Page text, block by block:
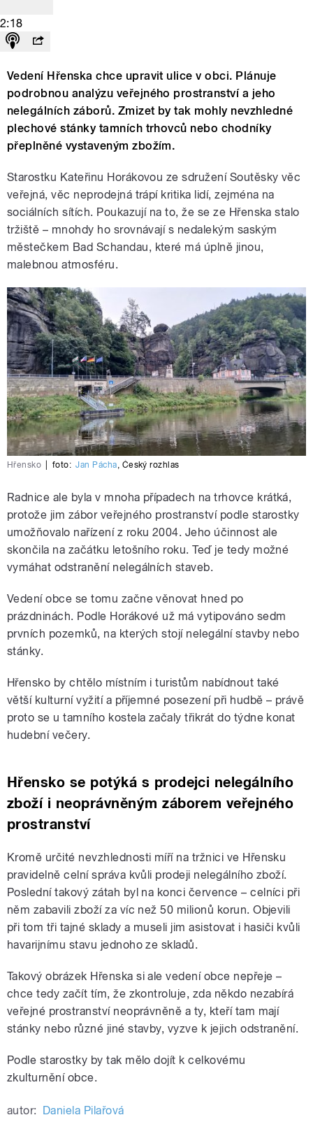
2:18
Vedení Hřenska chce upravit ulice v obci. Plánuje
podrobnou analýzu veřejného prostranství a jeho
nelegálních záborů. Zmizet by tak mohly nevzhledné
plechové stánky tamních trhovců nebo chodníky
přeplněné vystaveným zbožím.
Starostku Kateřinu Horákovou ze sdružení Soutěsky věc
veřejná, věc neprodejná trápí kritika lidí, zejména na
sociálních sítích. Poukazují na to, že se ze Hřenska stalo
tržiště – mnohdy ho srovnávají s nedalekým saským
městečkem Bad Schandau, které má úplně jinou,
malebnou atmosféru.
Hřensko foto: Jan Pácha, Český rozhlas
Radnice ale byla v mnoha případech na trhovce krátká,
protože jim zábor veřejného prostranství podle starostky
umožňovalo nařízení z roku 2004. Jeho účinnost ale
skončila na začátku letošního roku. Teď je tedy možné
vymáhat odstranění nelegálních staveb.
Vedení obce se tomu začne věnovat hned po
prázdninách. Podle Horákové už má vytipováno sedm
prvních pozemků, na kterých stojí nelegální stavby nebo
stánky.
Hřensko by chtělo místním i turistům nabídnout také
větší kulturní vyžití a příjemné posezení při hudbě – právě
proto se u tamního kostela začaly třikrát do týdne konat
hudební večery.
Hřensko se potýká s prodejci nelegálního
zboží i neoprávněným záborem veřejného
prostranství
Kromě určité nevzhlednosti míří na tržnici ve Hřensku
pravidelně celní správa kvůli prodeji nelegálního zboží.
Poslední takový zátah byl na konci července – celníci při
něm zabavili zboží za víc než 50 milionů korun. Objevili
při tom tři tajné sklady a museli jim asistovat i hasiči kvůli
havarijnímu stavu jednoho ze skladů.
Takový obrázek Hřenska si ale vedení obce nepřeje –
chce tedy začít tím, že zkontroluje, zda někdo nezabírá
veřejné prostranství neoprávněně a ty, kteří tam mají
stánky nebo různé jiné stavby, vyzve k jejich odstranění.
Podle starostky by tak mělo dojít k celkovému
zkulturnění obce.
autor: Daniela Pilařová